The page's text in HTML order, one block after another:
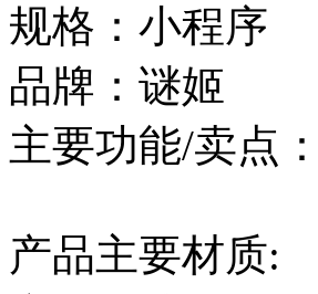
规格：小程序
品牌：谜姬
主要功能/卖点
产品主要材质: